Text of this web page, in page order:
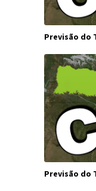
Previsão do
Previsão do